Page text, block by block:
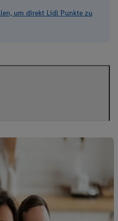
um direkt Lidl Punkte zu